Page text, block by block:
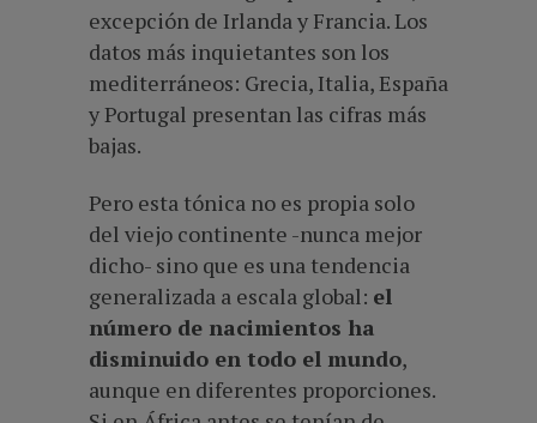
excepción de Irlanda y Francia. Los
datos más inquietantes son los
mediterráneos: Grecia, Italia, España
y Portugal presentan las cifras más
bajas.
Pero esta tónica no es propia solo
del viejo continente -nunca mejor
dicho- sino que es una tendencia
generalizada a escala global: el
número de nacimientos ha
disminuido en todo el mundo,
aunque en diferentes proporciones.